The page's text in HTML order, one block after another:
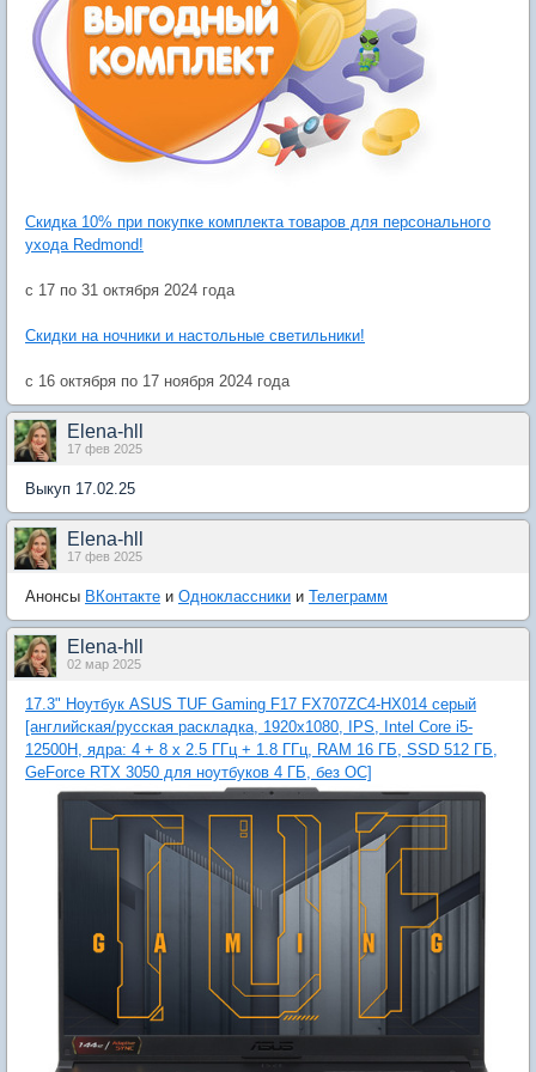
Cкидка 10% при покупке комплекта товаров для персонального
ухода Redmond!
с 17 по 31 октября 2024 года
Скидки на ночники и настольные светильники!
с 16 октября по 17 ноября 2024 года
Elena-hll
17 фев 2025
Выкуп 17.02.25
Elena-hll
17 фев 2025
Анонсы ВКонтакте и Одноклассники и Телеграмм
Elena-hll
02 мар 2025
17.3" Ноутбук ASUS TUF Gaming F17 FX707ZC4-HX014 серый
[английская/русская раскладка, 1920x1080, IPS, Intel Core i5-
12500H, ядра: 4 + 8 х 2.5 ГГц + 1.8 ГГц, RAM 16 ГБ, SSD 512 ГБ,
GeForce RTX 3050 для ноутбуков 4 ГБ, без ОС]